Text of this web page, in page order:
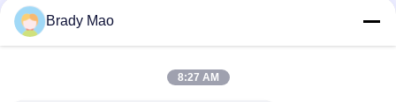
लोकप्रिय श्रेणियां
Brady Mao
8:27 AM